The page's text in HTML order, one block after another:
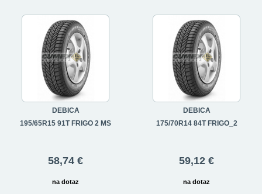
DEBICA
195/65R15 91T FRIGO 2 MS
58,74 €
na dotaz
DEBICA
175/70R14 84T FRIGO_2
59,12 €
na dotaz